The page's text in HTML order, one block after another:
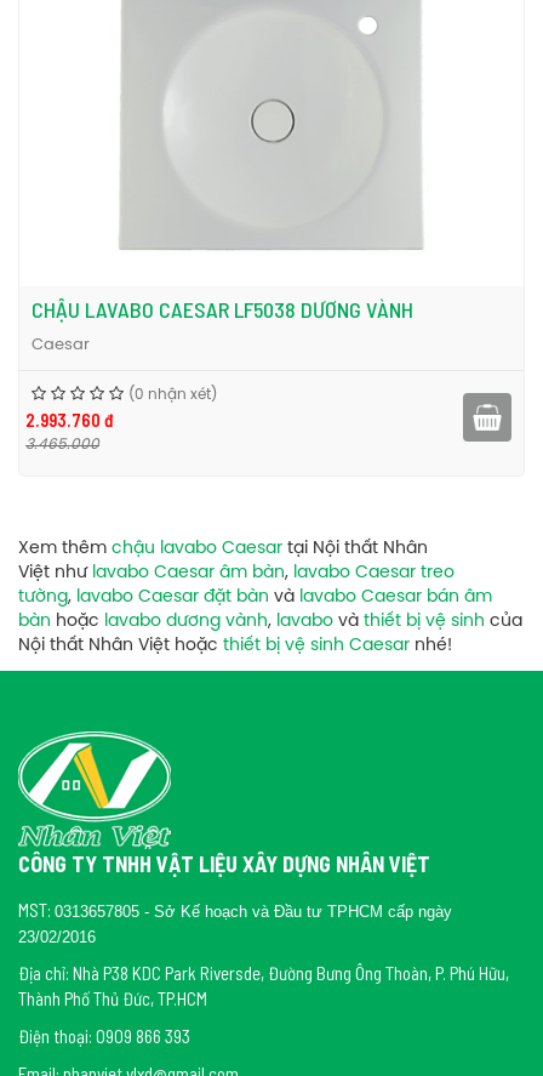
CHẬU LAVABO CAESAR LF5038 DƯƠNG VÀNH
Caesar
(0 nhận xét)
2.993.760 đ
3.465.000
Xem thêm chậu lavabo Caesar tại Nội thất Nhân
Việt như lavabo Caesar âm bàn, lavabo Caesar treo
tường, lavabo Caesar đặt bàn và lavabo Caesar bán âm
bàn hoặc lavabo dương vành, lavabo và thiết bị vệ sinh của
Nội thất Nhân Việt hoặc thiết bị vệ sinh Caesar nhé!
CÔNG TY TNHH VẬT LIỆU XÂY DỰNG NHÂN VIỆT
MST: 0313657805 - Sở Kế hoạch và Đầu tư TPHCM cấp ngày
23/02/2016
Địa chỉ: Nhà P38 KDC Park Riversde, Đường Bưng Ông Thoàn, P. Phú Hữu,
Thành Phố Thủ Đức, TP.HCM
Điện thoại: 0909 866 393